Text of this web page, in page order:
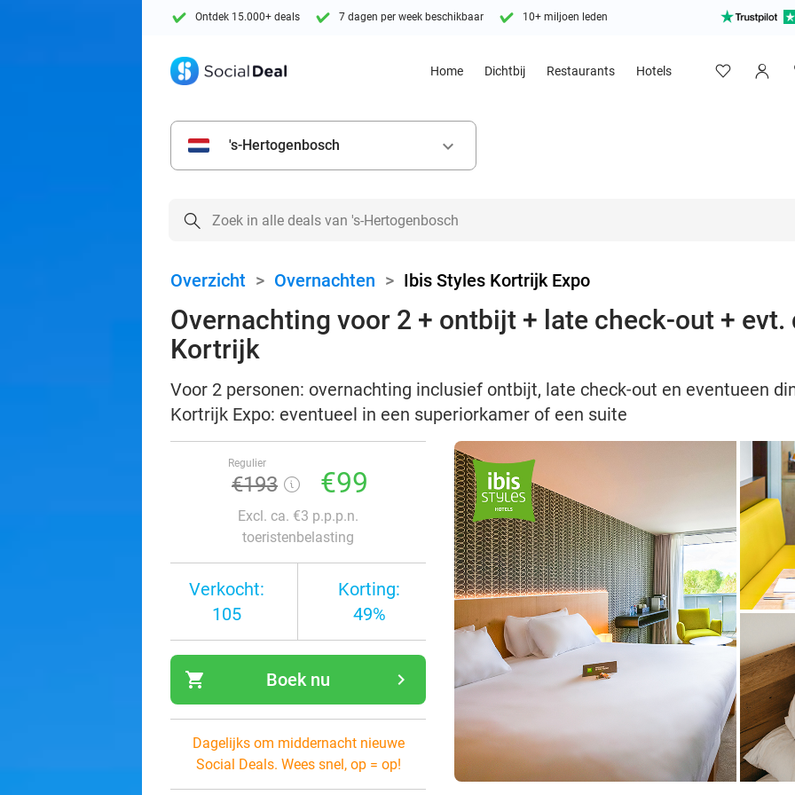
Ontdek 15.000+ deals 7 dagen per week beschikbaar 10+ miljoen leden
Home Dichtbij Restaurants Hotels
's-Hertogenbosch keyboard_arrow_down
Overzicht > Overnachten > Ibis Styles Kortrijk Expo
Overnachting voor 2 + ontbijt + late check-out +
Kortrijk
Voor 2 personen: overnachting inclusief ontbijt, late check-out en eventueen
Kortrijk Expo: eventueel in een superiorkamer of een suite
Regulier
€193 €99
Excl. ca. €3 p.p.p.n.
toeristenbelasting
Verkocht:
105
Korting:
49%
shopping_cart navigate_next
Boek nu
Dagelijks om middernacht nieuwe
Social Deals. Wees snel, op = op!